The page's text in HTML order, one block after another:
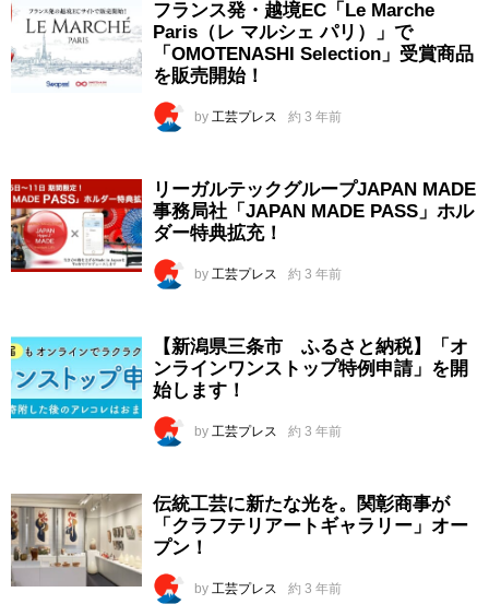
フランス発・越境EC「Le Marche
Paris（レ マルシェ パリ）」で
「OMOTENASHI Selection」受賞商品
を販売開始！
by 工芸プレス 約 3 年前
リーガルテックグループJAPAN MADE
事務局社「JAPAN MADE PASS」ホル
ダー特典拡充！
by 工芸プレス 約 3 年前
【新潟県三条市 ふるさと納税】「オ
ンラインワンストップ特例申請」を開
始します！
by 工芸プレス 約 3 年前
伝統工芸に新たな光を。関彰商事が
「クラフテリアートギャラリー」オー
プン！
by 工芸プレス 約 3 年前